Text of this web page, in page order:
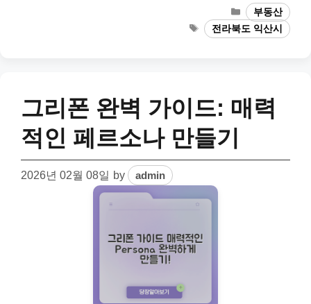
Categories
부동산
Tags전라북도 익산시
그리폰 완벽 가이드: 매력
적인 페르소나 만들기
2026년 02월 08일 by admin